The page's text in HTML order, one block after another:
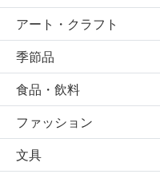
アート・クラフト
季節品
食品・飲料
ファッション
文具